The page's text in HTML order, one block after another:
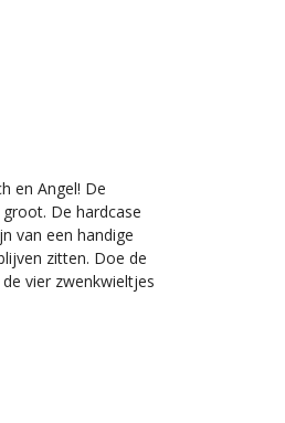
en Angel! De
De hardcase
van een handige
zitten. Doe de
vier zwenkwieltjes